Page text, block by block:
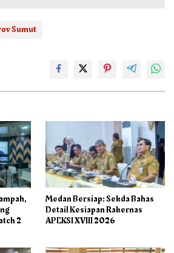
Sumut
2
Medan Bersiap: Sekda Bahas
Detail Kesiapan Rakernas
APEKSI XVIII 2026